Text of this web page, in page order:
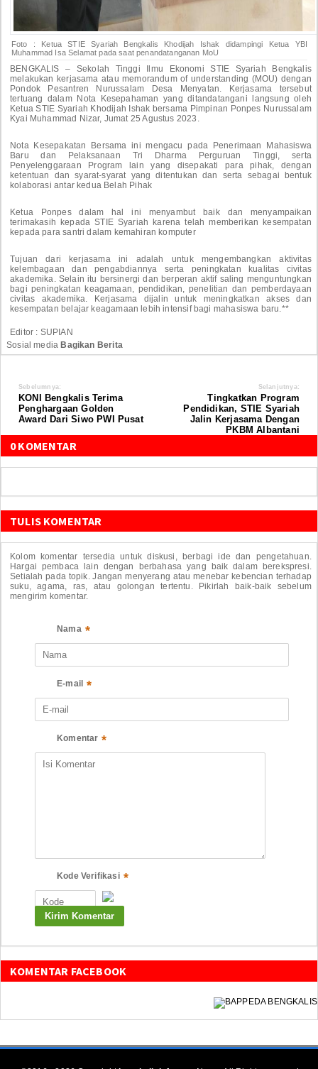
Foto : Ketua STIE Syariah Bengkalis Khodijah Ishak didampingi Ketua YBI
Muhammad Isa Selamat pada saat penandatanganan MoU
BENGKALIS – Sekolah Tinggi Ilmu Ekonomi STIE Syariah Bengkalis
melakukan kerjasama atau memorandum of understanding (MOU) dengan
Pondok Pesantren Nurussalam Desa Menyatan. Kerjasama tersebut
tertuang dalam Nota Kesepahaman yang ditandatangani langsung oleh
Ketua STIE Syariah Khodijah Ishak bersama Pimpinan Ponpes Nurussalam
Kyai Muhammad Nizar, Jumat 25 Agustus 2023.
Nota Kesepakatan Bersama ini mengacu pada Penerimaan Mahasiswa
Baru dan Pelaksanaan Tri Dharma Perguruan Tinggi, serta
Penyelenggaraan Program lain yang disepakati para pihak, dengan
ketentuan dan syarat-syarat yang ditentukan dan serta sebagai bentuk
kolaborasi antar kedua Belah Pihak
Ketua Ponpes dalam hal ini menyambut baik dan menyampaikan
terimakasih kepada STIE Syariah karena telah memberikan kesempatan
kepada para santri dalam kemahiran komputer
Tujuan dari kerjasama ini adalah untuk mengembangkan aktivitas
kelembagaan dan pengabdiannya serta peningkatan kualitas civitas
akademika. Selain itu bersinergi dan berperan aktif saling menguntungkan
bagi peningkatan keagamaan, pendidikan, penelitian dan pemberdayaan
civitas akademika. Kerjasama dijalin untuk meningkatkan akses dan
kesempatan belajar keagamaan lebih intensif bagi mahasiswa baru.**
Editor : SUPIAN
Sosial media Bagikan Berita
Sebelumnya:
KONI Bengkalis Terima
Penghargaan Golden
Award Dari Siwo PWI Pusat
Selanjutnya:
Tingkatkan Program
Pendidikan, STIE Syariah
Jalin Kerjasama Dengan
PKBM Albantani
0 KOMENTAR
TULIS KOMENTAR
Kolom komentar tersedia untuk diskusi, berbagi ide dan pengetahuan.
Hargai pembaca lain dengan berbahasa yang baik dalam berekspresi.
Setialah pada topik. Jangan menyerang atau menebar kebencian terhadap
suku, agama, ras, atau golongan tertentu. Pikirlah baik-baik sebelum
mengirim komentar.
Nama *
E-mail *
Komentar *
Kode Verifikasi *
KOMENTAR FACEBOOK